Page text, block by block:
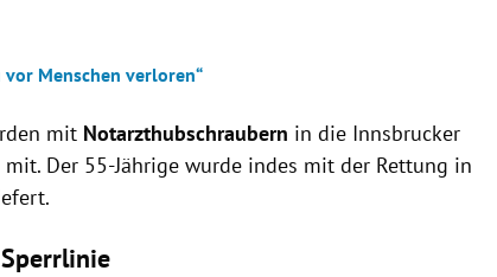
Menschen verloren“
mit Notarzthubschraubern in die Innsbrucker
Der 55-Jährige wurde indes mit der Rettung in